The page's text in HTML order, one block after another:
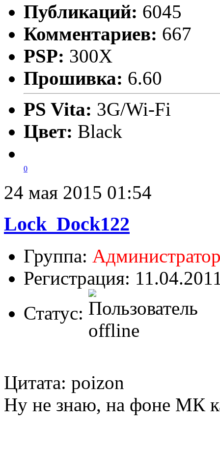
Публикаций: 6045
Комментариев: 667
PSP: 300X
Прошивка: 6.60
PS Vita: 3G/Wi-Fi
Цвет: Black
0
24 мая 2015 01:54
Lock_Dock122
Группа:
Регистрация:
Статус:
Цитата: poizon
Ну не знаю, на фоне МК